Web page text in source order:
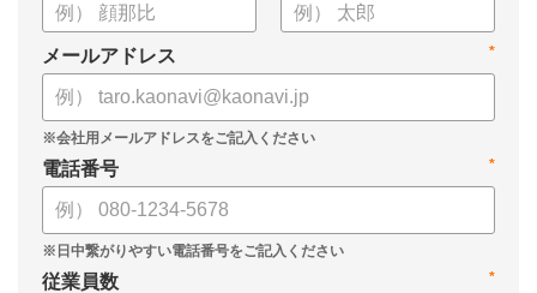
・生成AI利用における注意点やルール
・今日から使えるプロンプト集（人事評価、エンゲージメント業
務）
*
メールアドレス
*
電話番号
*
従業員数